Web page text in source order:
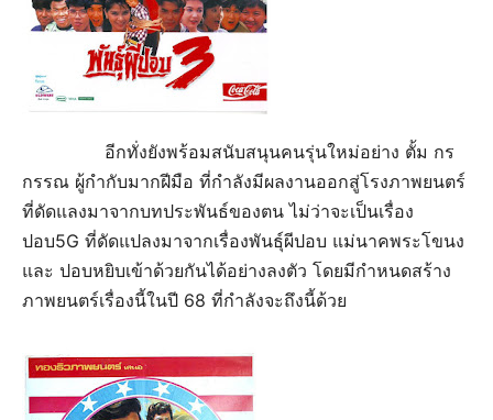
อีกทั่งยังพร้อมสนับสนุนคนรุ่นใหม่อย่าง ตั้ม กร
กรรณ ผู้กำกับมากฝีมือ ที่กำลังมีผลงานออกสู่โรงภาพยนตร์
ที่ดัดแลงมาจากบทประพันธ์ของตน ไม่ว่าจะเป็นเรื่อง
ปอบ5G ที่ดัดแปลงมาจากเรื่องพันธุ์ผีปอบ แม่นาคพระโขนง
และ ปอบหยิบเข้าด้วยกันได้อย่างลงตัว โดยมีกำหนดสร้าง
ภาพยนตร์เรื่องนี้ในปี 68 ที่กำลังจะถึงนี้ด้วย